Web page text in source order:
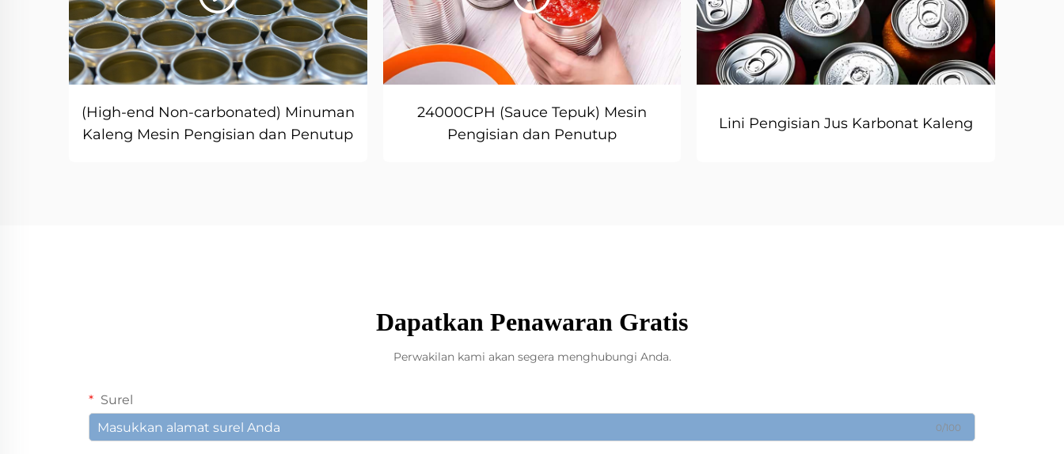
(High-end Non-carbonated) Minuman
Kaleng Mesin Pengisian dan Penutup
24000CPH (Sauce Tepuk) Mesin
Pengisian dan Penutup
Lini Pengisian Jus Karbonat Kaleng
Dapatkan Penawaran Gratis
Perwakilan kami akan segera menghubungi Anda.
Surel
0/100